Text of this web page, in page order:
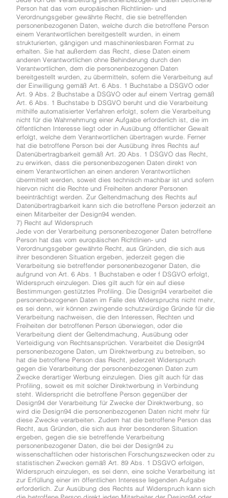
Person hat das vom europäischen Richtlinien- und
Verordnungsgeber gewährte Recht, die sie betreffenden
personenbezogenen Daten, welche durch die betroffene Person
einem Verantwortlichen bereitgestellt wurden, in einem
strukturierten, gängigen und maschinenlesbaren Format zu
erhalten. Sie hat außerdem das Recht, diese Daten einem
anderen Verantwortlichen ohne Behinderung durch den
Verantwortlichen, dem die personenbezogenen Daten
bereitgestellt wurden, zu übermitteln, sofern die Verarbeitung auf
der Einwilligung gemäß Art. 6 Abs. 1 Buchstabe a DSGVO oder
Art. 9 Abs. 2 Buchstabe a DSGVO oder auf einem Vertrag gemäß
Art. 6 Abs. 1 Buchstabe b DSGVO beruht und die Verarbeitung
mithilfe automatisierter Verfahren erfolgt, sofern die Verarbeitung
nicht für die Wahrnehmung einer Aufgabe erforderlich ist, die im
öffentlichen Interesse liegt oder in Ausübung öffentlicher Gewalt
erfolgt, welche dem Verantwortlichen übertragen wurde. Ferner
hat die betroffene Person bei der Ausübung ihres Rechts auf
Datenübertragbarkeit gemäß Art. 20 Abs. 1 DSGVO das Recht,
zu erwirken, dass die personenbezogenen Daten direkt von
einem Verantwortlichen an einen anderen Verantwortlichen
übermittelt werden, soweit dies technisch machbar ist und sofern
hiervon nicht die Rechte und Freiheiten anderer Personen
beeinträchtigt werden. Zur Geltendmachung des Rechts auf
Datenübertragbarkeit kann sich die betroffene Person jederzeit an
einen Mitarbeiter der Design94 wenden.
7) Recht auf Widerspruch
Jede von der Verarbeitung personenbezogener Daten betroffene
Person hat das vom europäischen Richtlinien- und
Verordnungsgeber gewährte Recht, aus Gründen, die sich aus
ihrer besonderen Situation ergeben, jederzeit gegen die
Verarbeitung sie betreffender personenbezogener Daten, die
aufgrund von Art. 6 Abs. 1 Buchstaben e oder f DSGVO erfolgt,
Widerspruch einzulegen. Dies gilt auch für ein auf diese
Bestimmungen gestütztes Profiling. Die Design94 verarbeitet die
personenbezogenen Daten im Falle des Widerspruchs nicht mehr,
es sei denn, wir können zwingende schutzwürdige Gründe für die
Verarbeitung nachweisen, die den Interessen, Rechten und
Freiheiten der betroffenen Person überwiegen, oder die
Verarbeitung dient der Geltendmachung, Ausübung oder
Verteidigung von Rechtsansprüchen. Verarbeitet die Design94
personenbezogene Daten, um Direktwerbung zu betreiben, so
hat die betroffene Person das Recht, jederzeit Widerspruch
gegen die Verarbeitung der personenbezogenen Daten zum
Zwecke derartiger Werbung einzulegen. Dies gilt auch für das
Profiling, soweit es mit solcher Direktwerbung in Verbindung
steht. Widerspricht die betroffene Person gegenüber der
Design94 der Verarbeitung für Zwecke der Direktwerbung, so
wird die Design94 die personenbezogenen Daten nicht mehr für
diese Zwecke verarbeiten. Zudem hat die betroffene Person das
Recht, aus Gründen, die sich aus ihrer besonderen Situation
ergeben, gegen die sie betreffende Verarbeitung
personenbezogener Daten, die bei der Design94 zu
wissenschaftlichen oder historischen Forschungszwecken oder zu
statistischen Zwecken gemäß Art. 89 Abs. 1 DSGVO erfolgen,
Widerspruch einzulegen, es sei denn, eine solche Verarbeitung ist
zur Erfüllung einer im öffentlichen Interesse liegenden Aufgabe
erforderlich. Zur Ausübung des Rechts auf Widerspruch kann sich